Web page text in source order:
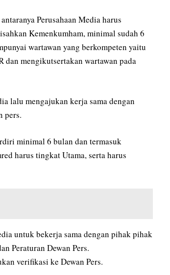
Perusahaan Media harus
Kemenkumham, minimal sudah 6
wartawan yang berkompeten yaitu
mengikutsertakan wartawan pada
lalu mengajukan kerja sama dengan
pers.
minimal 6 bulan dan termasuk
harus tingkat Utama, serta harus
untuk bekerja sama dengan pihak pihak
Peraturan Dewan Pers.
verifikasi ke Dewan Pers.